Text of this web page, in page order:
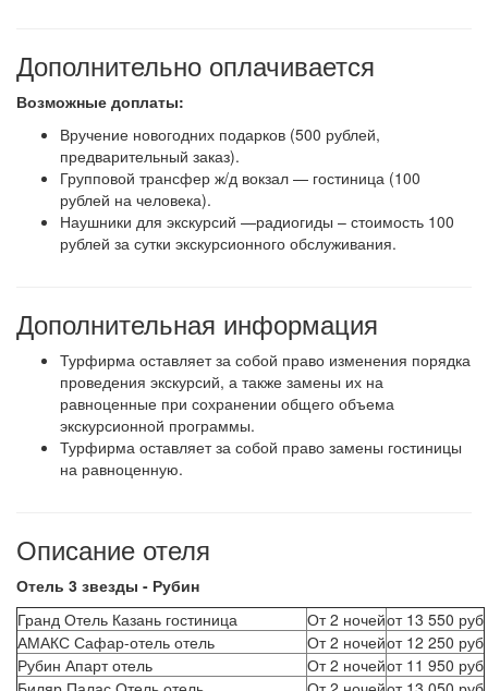
Дополнительно оплачивается
Возможные доплаты:
Вручение новогодних подарков (500 рублей,
предварительный заказ).
Групповой трансфер ж/д вокзал — гостиница (100
рублей на человека).
Наушники для экскурсий —радиогиды – стоимость 100
рублей за сутки экскурсионного обслуживания.
Дополнительная информация
Турфирма оставляет за собой право изменения порядка
проведения экскурсий, а также замены их на
равноценные при сохранении общего объема
экскурсионной программы.
Турфирма оставляет за собой право замены гостиницы
на равноценную.
Описание отеля
Отель 3 звезды - Рубин
Гранд Отель Казань гостиница
От 2 ночейот 13 550 руб
АМАКС Сафар-отель отель
От 2 ночейот 12 250 руб
Рубин Апарт отель
От 2 ночейот 11 950 руб